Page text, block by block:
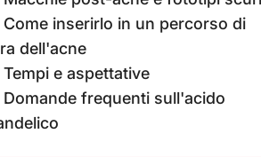
Come inserirlo in un percorso di
dell'acne
Tempi e aspettative
Domande frequenti sull'acido